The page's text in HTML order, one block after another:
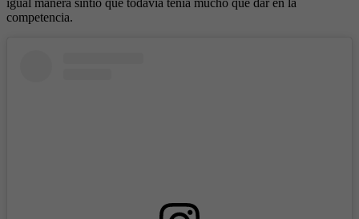
igual manera sintió que todavía tenía mucho que dar en la
competencia.